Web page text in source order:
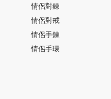
情侶對鍊
情侶對戒
情侶手鍊
情侶手環